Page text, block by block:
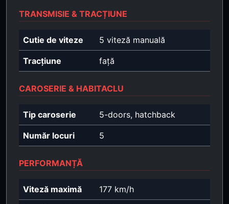
TRANSMISIE & TRACȚIUNE
Cutie de viteze 5 viteză manuală
Tracțiune față
CAROSERIE & HABITACLU
Tip caroserie 5-doors, hatchback
Număr locuri 5
PERFORMANȚĂ
Viteză maximă 177 km/h